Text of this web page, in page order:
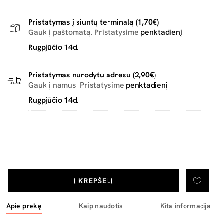
Į KREPŠELĮ
Pristatymas į siuntų terminalą (1,70€)
Gauk į paštomatą. Pristatysime penktadienį
Rugpjūčio 14d.
Pristatymas nurodytu adresu (2,90€)
Gauk į namus. Pristatysime penktadienį
Rugpjūčio 14d.
Apie prekę Kaip naudotis Kita informacija